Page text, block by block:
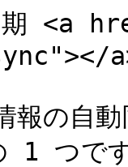
期 <a
報の自
1 つで